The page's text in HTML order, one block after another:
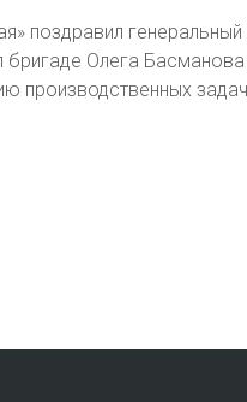
поздравил генеральный
бригаде Олега
производственных